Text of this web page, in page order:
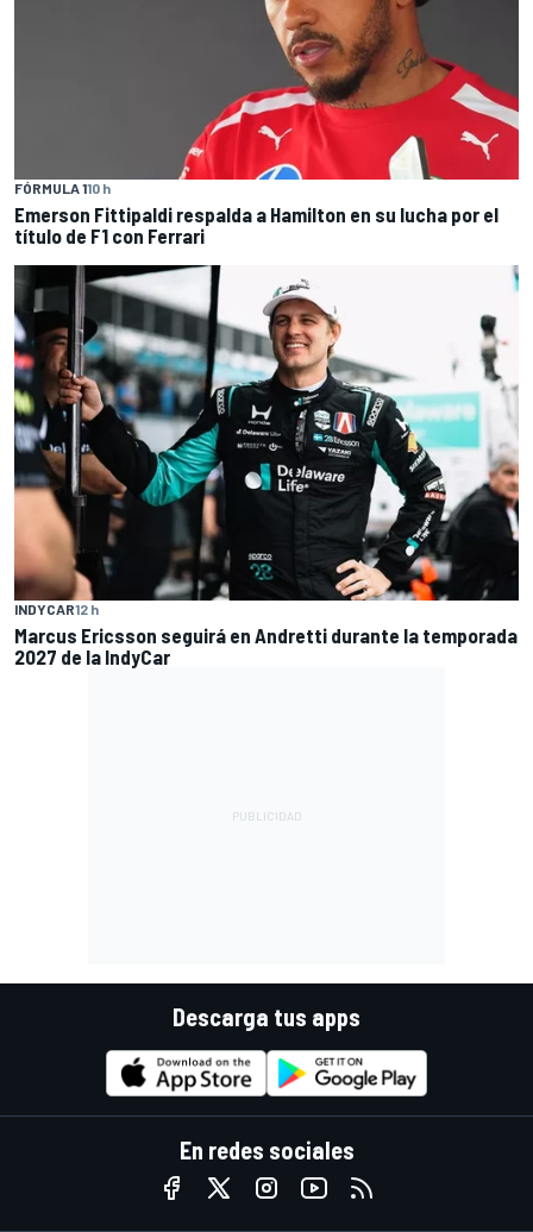
FÓRMULA 110 h
Emerson Fittipaldi respalda a Hamilton en su lucha por el
título de F1 con Ferrari
INDYCAR12 h
Marcus Ericsson seguirá en Andretti durante la temporada
2027 de la IndyCar
Descarga tus apps
En redes sociales